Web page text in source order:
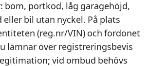
bom, portkod, låg garagehöjd,
bil utan nyckel. På plats
(reg.nr/VIN) och fordonet
lämnar över registreringsbevis
vid ombud behövs